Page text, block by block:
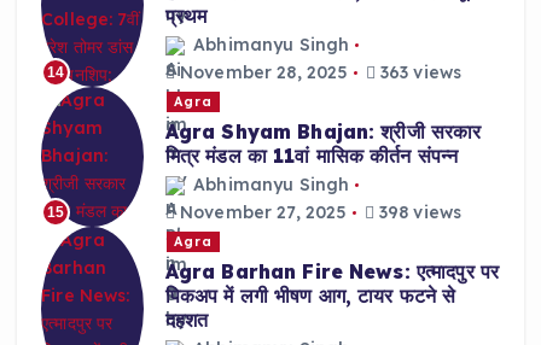
14
प्रथम
Abhimanyu Singh
November 28, 2025
363 views
15
Agra
Agra Shyam Bhajan: श्रीजी सरकार
मित्र मंडल का 11वां मासिक कीर्तन संपन्न
Abhimanyu Singh
November 27, 2025
398 views
Agra
Agra Barhan Fire News: एत्मादपुर पर
पिकअप में लगी भीषण आग, टायर फटने से
दहशत